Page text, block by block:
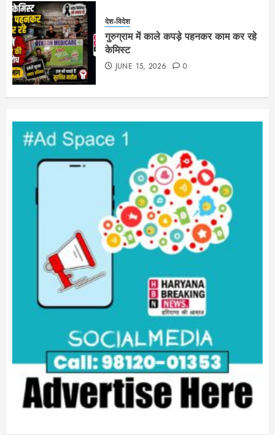
देश-विदेश
गुरुग्राम में काले कपड़े पहनकर काम कर रहे
केमिस्ट
JUNE 15, 2026 0